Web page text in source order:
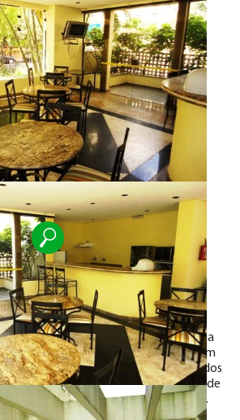
Elíseos
EDUARDO PRADO
ótimo layout, sala e cozinha
balcão em madeira. Piso revestido com
e banheiro com box em vidro, todos
O apartamento possui 01 vaga de
dois subsolos ou no pavimento térreo.